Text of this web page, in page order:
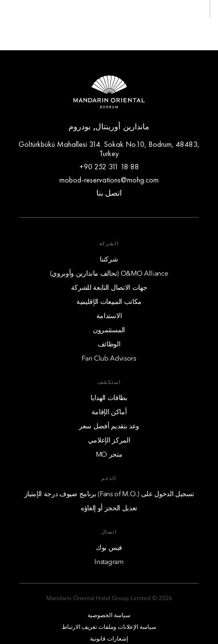
ماندارين أورينتال, بودروم
Göltürkbükü Mahallesi 314. Sokak No.10, Bodrum, 48483,
Turkey
+90 252 311 18 88
mobod-reservations@mohg.com
اتصل بنا
الشركة
شركتنا
O&MO Alliance (تحالف ماندارين وأوبروي)
جهات الاتصال التابعة للشركة
مكاتب المبيعات الإقليمية
الاستدامة
المستثمرون
الوظائف
Fan Club Advisors
استكشف
بطاقات الهدايا
أماكن الإقامة
وعد بتقديم أفضل سعر
المركز الإعلامي
متجر MO
الدعم
تسجيل الدخول على (.Fans of M.O) برنامج ضيوف درجة الإمتياز
تعديل الحجز أو إلغاؤه
اتصال
فيس بوك
Instagram
2026 © Mandarin Oriental Hotel Group Limited
سياسة الخصوصية
سياسة الإعلانات وملفات تعريف الارتباط
إشعارات قانونية